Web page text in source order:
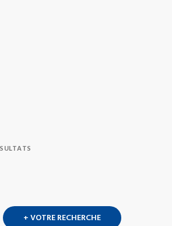
+ VOTRE RECHERCHE